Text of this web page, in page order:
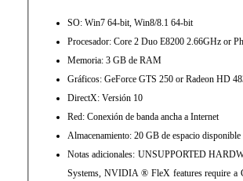
SO: Win7 64-bit, Win8/8.1 64-bit
Procesador: Core 2 Duo E8200 2.66GHz or
Memoria: 3 GB de RAM
Gráficos: GeForce GTS 250 or Radeon HD
DirectX: Versión 10
Red: Conexión de banda ancha a Internet
Almacenamiento: 20 GB de espacio disponible
Notas adicionales: UNSUPPORTED
Systems, NVIDIA ® FleX features require